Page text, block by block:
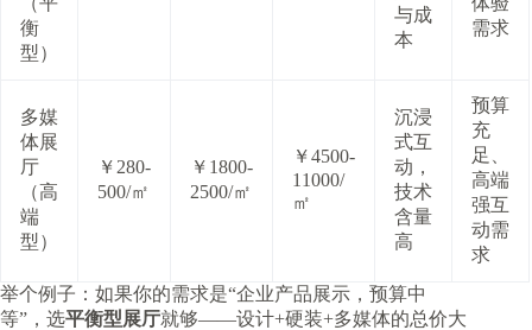
衡
型）
与成
本
需求
多媒
体展
厅
（高
端
型）
￥280-
500/㎡
￥1800-
2500/㎡
￥4500-
11000/
㎡
沉浸
式互
动，
技术
含量
高
预算
充
足、
高端
强互
动需
求
举个例子：如果你的需求是“企业产品展示，预算中
等”，选平衡型展厅就够——设计+硬装+多媒体的总价大